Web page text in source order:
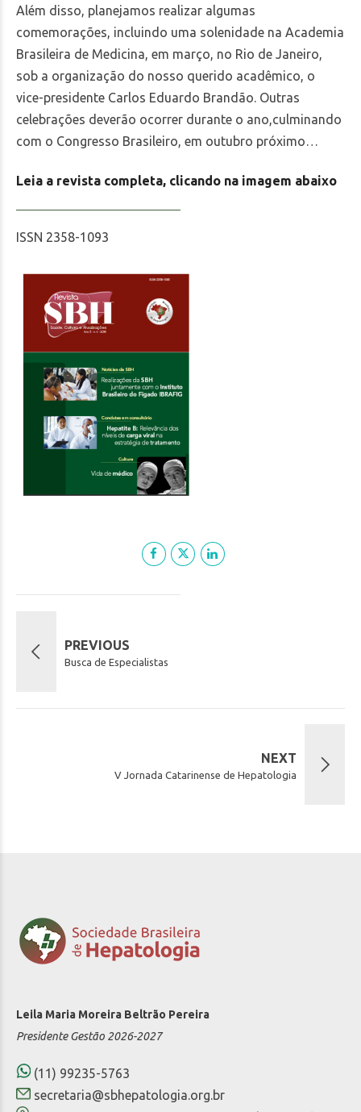
Além disso, planejamos realizar algumas
comemorações, incluindo uma solenidade na Academia
Brasileira de Medicina, em março, no Rio de Janeiro,
sob a organização do nosso querido acadêmico, o
vice-presidente Carlos Eduardo Brandão. Outras
celebrações deverão ocorrer durante o ano,culminando
com o Congresso Brasileiro, em outubro próximo…
Leia a revista completa, clicando na imagem abaixo
ISSN 2358-1093
PREVIOUS
Busca de Especialistas
NEXT
V Jornada Catarinense de Hepatologia
Leila Maria Moreira Beltrão Pereira
Presidente Gestão 2026-2027
(11) 99235-5763
secretaria@sbhepatologia.org.br